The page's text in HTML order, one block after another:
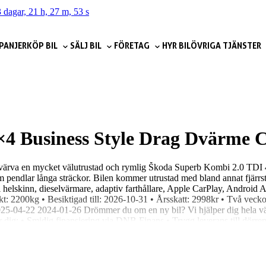
dagar, 21 h, 27 m, 52 s
KÖP BIL SÄLJ BIL FÖRETAG HYR BILÖVRIGA TJÄNSTER
Business Style Drag Dvärme
en mycket välutrustad och rymlig Škoda Superb Kombi 2.0
långa sträckor. Bilen kommer utrustad med bland annat
dieselvärmare, adaptiv farthållare, Apple CarPlay, Android
2200kg • Besiktigad till: 2026-10-31 • Årsskatt: 2998kr • Två
04-22 2024-01-26 Drömmer du om en ny bil? Vi hjälper dig hela
• Smidig finansiering via DNB Finans • Trygg leverans till